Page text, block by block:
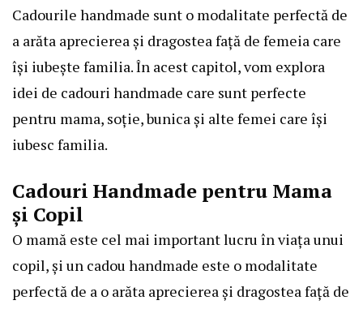
Cadourile handmade sunt o modalitate perfectă de
a arăta aprecierea și dragostea față de femeia care
își iubește familia. În acest capitol, vom explora
idei de cadouri handmade care sunt perfecte
pentru mama, soție, bunica și alte femei care își
iubesc familia.
Cadouri Handmade pentru Mama
și Copil
O mamă este cel mai important lucru în viața unui
copil, și un cadou handmade este o modalitate
perfectă de a o arăta aprecierea și dragostea față de